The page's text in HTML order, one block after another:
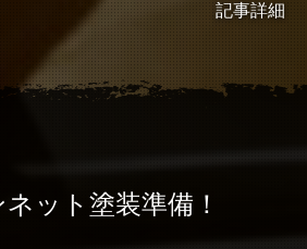
記事詳細
ット塗装準備！